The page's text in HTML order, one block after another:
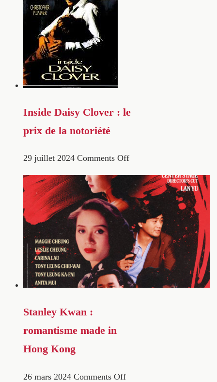
Inside Daisy Clover : le
prix de la notoriété
29 juillet 2024 Comments Off
Stanley Kwan :
romantisme made in
Hong Kong
26 mars 2024 Comments Off